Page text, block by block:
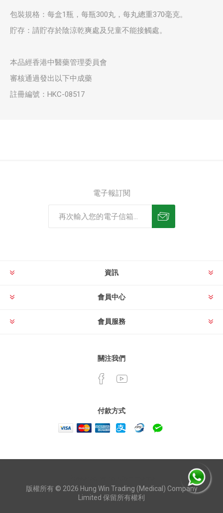
包裝規格：每盒1瓶，每瓶300丸，每丸總重370毫克。
貯存：請貯存於陰涼乾爽處及兒童不能接觸處。
本品經香港中醫藥管理委員會
審核通過發出以下中成藥
註冊編號：HKC-08517
電子報訂閱
資訊
會員中心
會員服務
關注我們
付款方式
版權所有 © 2026 Hung Win Trading (Medical) Company
Limited 保留所有權利